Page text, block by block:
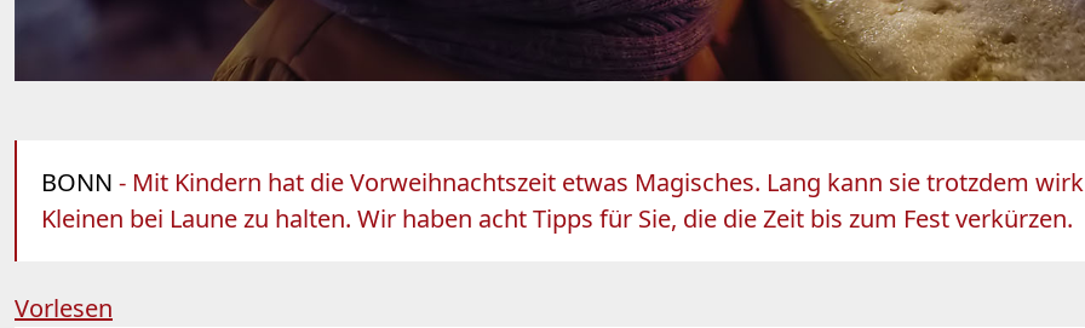
BONN - Mit Kindern hat die Vorweihnachtszeit etwas Magisches. Lang kann sie trotzdem
Kleinen bei Laune zu halten. Wir haben acht Tipps für Sie, die die Zeit bis zum Fest verkürzen.
Vorlesen